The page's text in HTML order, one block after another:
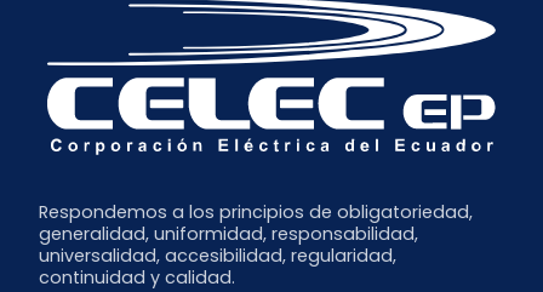
Respondemos a los principios de obligatoriedad,
generalidad, uniformidad, responsabilidad,
universalidad, accesibilidad, regularidad,
continuidad y calidad.